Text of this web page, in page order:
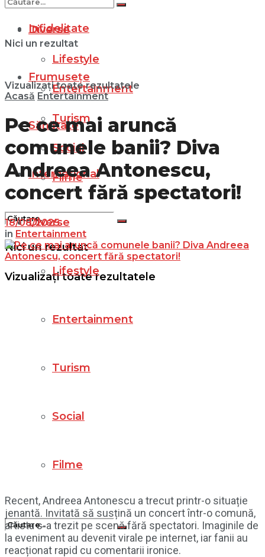
Diverse
Lifestyle
Entertainment
Turism
Social
Filme
Nici un rezultat
Vizualizați toate rezultatele
Infidelitate
Frumusețe
Sănătate
Internațional
Diverse
Lifestyle
Entertainment
Turism
Social
Filme
Nici un rezultat
Vizualizați toate rezultatele
Acasă Entertainment
Pe ce mai aruncă
comunele banii? Diva
Andreea Antonescu,
concert fără spectatori!
18/08/2025
in Entertainment
Recent, Andreea Antonescu a trecut printr-o situație
jenantă. Invitată să susțină un concert într-o comună,
artista s-a trezit pe scenă fără spectatori. Imaginile de
la eveniment au devenit virale pe internet, iar fanii au
reacționat rapid cu comentarii ironice.